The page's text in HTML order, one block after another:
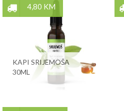
4,80 KM
KAPI SRIJEMOŠA
30ML